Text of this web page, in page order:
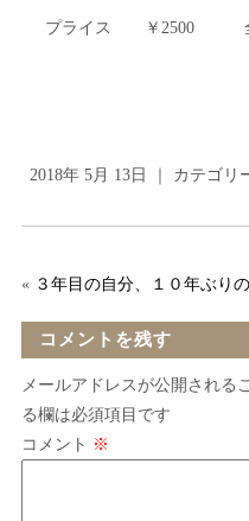
プライス ￥2500 全施
2018年 5月 13日 ｜ カテゴリ
« ３年目の自分、１０年ぶり
コメントを残す
メールアドレスが公開される
る欄は必須項目です
コメント ※